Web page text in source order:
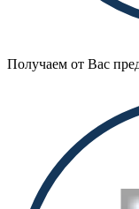
Получаем от Вас